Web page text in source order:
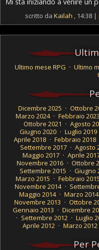
scritto da Kailah , 14:38 |
Ultimo mese RPG · Ultimo
Dicembre 2025 · Ottobre
Marzo 2024 · Febbraio 2023
Ottobre 2021 · Agosto
Giugno 2020 · Luglio 2019
Aprile 2018 · Febbraio 2018
Settembre 2017 · Agosto
Maggio 2017 · Aprile
Novembre 2016 · Ottobre
Settembre 2015 · Giugno
Marzo 2015 · Febbraio 2015
Novembre 2014 ·
Maggio 2014 · Marzo 2014
Novembre 2013 · Ottobre
Gennaio 2013 · Dicembre
· Settembre 2012 · Luglio
Aprile 2012 · Marzo 2012
Per